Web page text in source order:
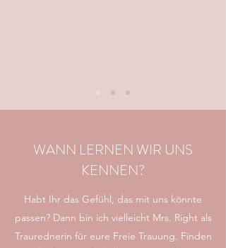
WANN LERNEN WIR UNS
KENNEN?
Habt Ihr das Gefühl, das mit uns könnte
passen? Dann bin ich vielleicht Mrs. Right als
Traurednerin für eure Freie Trauung. Finden